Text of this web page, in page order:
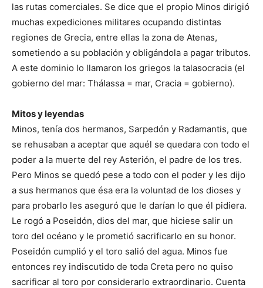
las rutas comerciales. Se dice que el propio Minos dirigió
muchas expediciones militares ocupando distintas
regiones de Grecia, entre ellas la zona de Atenas,
sometiendo a su población y obligándola a pagar tributos.
A este dominio lo llamaron los griegos la talasocracia (el
gobierno del mar: Thálassa = mar, Cracia = gobierno).
Mitos y leyendas
Minos, tenía dos hermanos, Sarpedón y Radamantis, que
se rehusaban a aceptar que aquél se quedara con todo el
poder a la muerte del rey Asterión, el padre de los tres.
Pero Minos se quedó pese a todo con el poder y les dijo
a sus hermanos que ésa era la voluntad de los dioses y
para probarlo les aseguró que le darían lo que él pidiera.
Le rogó a Poseidón, dios del mar, que hiciese salir un
toro del océano y le prometió sacrificarlo en su honor.
Poseidón cumplió y el toro salió del agua. Minos fue
entonces rey indiscutido de toda Creta pero no quiso
sacrificar al toro por considerarlo extraordinario. Cuenta